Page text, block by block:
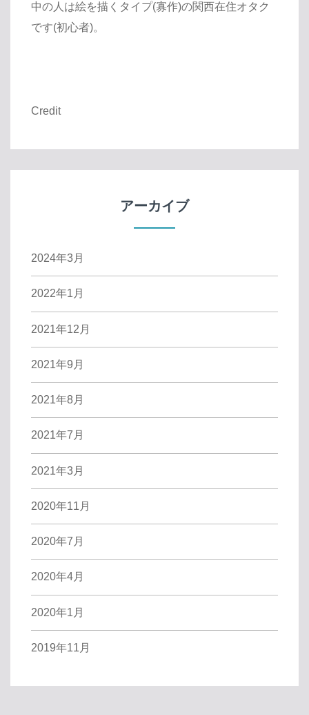
中の人は絵を描くタイプ(寡作)の関西在住オタク
です(初心者)。
Credit
アーカイブ
2024年3月
2022年1月
2021年12月
2021年9月
2021年8月
2021年7月
2021年3月
2020年11月
2020年7月
2020年4月
2020年1月
2019年11月